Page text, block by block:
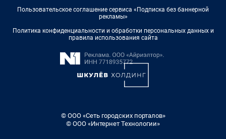
Пользовательское соглашение сервиса «Подписка без баннерной
рекламы»
Политика конфиденциальности и обработки персональных данных и
правила использования сайта
© ООО «Сеть городских порталов»
© ООО «Интернет Технологии»